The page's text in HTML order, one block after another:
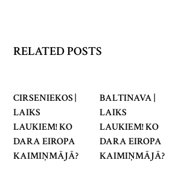
RELATED POSTS
CIRSENIEKOS |
LAIKS
LAUKIEM! KO
DARA EIROPA
KAIMIŅMĀJĀ?
BALTINAVA |
LAIKS
LAUKIEM! KO
DARA EIROPA
KAIMIŅMĀJĀ?